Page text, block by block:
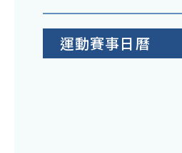
運動賽事日曆